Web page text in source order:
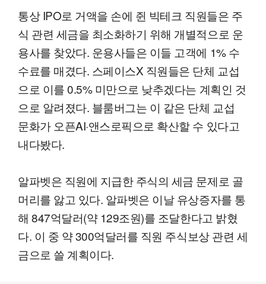
통상 IPO로 거액을 손에 쥔 빅테크 직원들은 주
식 관련 세금을 최소화하기 위해 개별적으로 운
용사를 찾았다. 운용사들은 이들 고객에 1% 수
수료를 매겼다. 스페이스X 직원들은 단체 교섭
으로 이를 0.5% 미만으로 낮추겠다는 계획인 것
으로 알려졌다. 블룸버그는 이 같은 단체 교섭
문화가 오픈AI·앤스로픽으로 확산할 수 있다고
내다봤다.
알파벳은 직원에 지급한 주식의 세금 문제로 골
머리를 앓고 있다. 알파벳은 이날 유상증자를 통
해 847억달러(약 129조원)를 조달한다고 밝혔
다. 이 중 약 300억달러를 직원 주식보상 관련 세
금으로 쓸 계획이다.